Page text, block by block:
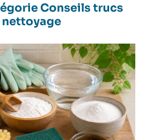
Conseils trucs
nettoyage